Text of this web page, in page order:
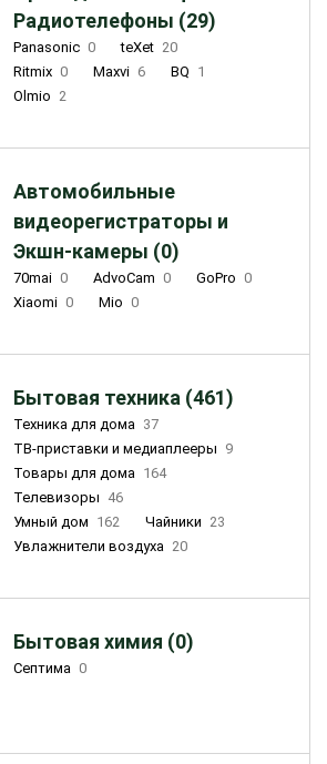
Радиотелефоны (29)
Panasonic 0 teXet 20
Ritmix 0 Maxvi 6 BQ 1
Olmio 2
Автомобильные
видеорегистраторы и
Экшн-камеры (0)
70mai 0 AdvoCam 0 GoPro 0
Xiaomi 0 Mio 0
Бытовая техника (461)
Техника для дома 37
ТВ-приставки и медиаплееры 9
Товары для дома 164
Телевизоры 46
Умный дом 162 Чайники 23
Увлажнители воздуха 20
Бытовая химия (0)
Септима 0